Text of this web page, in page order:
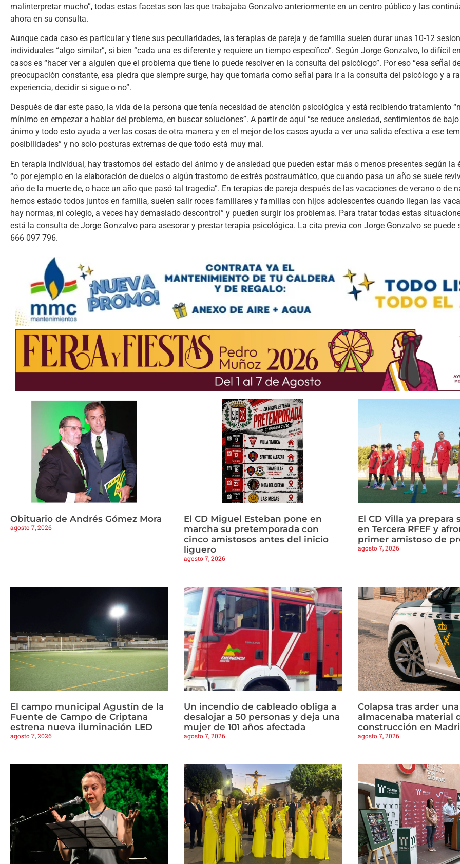
malinterpretar mucho”, todas estas facetas son las que trabajaba Gonzalvo anteriormente en un centro público y las
ahora en su consulta.
Aunque cada caso es particular y tiene sus peculiaridades, las terapias de pareja y de familia suelen durar unas 10-12
individuales “algo similar”, si bien “cada una es diferente y requiere un tiempo específico”. Según Jorge Gonzalvo, lo difícil
casos es “hacer ver a alguien que el problema que tiene lo puede resolver en la consulta del psicólogo”. Por eso “esa señal
preocupación constante, esa piedra que siempre surge, hay que tomarla como señal para ir a la consulta del psicólogo y a
experiencia, decidir si sigue o no”.
Después de dar este paso, la vida de la persona que tenía necesidad de atención psicológica y está recibiendo tratamiento
mínimo en empezar a hablar del problema, en buscar soluciones”. A partir de aquí “se reduce ansiedad, sentimientos de
ánimo y todo esto ayuda a ver las cosas de otra manera y en el mejor de los casos ayuda a ver una salida efectiva a ese
posibilidades” y no solo posturas extremas de que todo está muy mal.
En terapia individual, hay trastornos del estado del ánimo y de ansiedad que pueden estar más o menos presentes según la
“o por ejemplo en la elaboración de duelos o algún trastorno de estrés postraumático, que cuando pasa un año se suele
año de la muerte de, o hace un año que pasó tal tragedia”. En terapias de pareja después de las vacaciones de verano o de
hemos estado todos juntos en familia, suelen salir roces familiares y familias con hijos adolescentes cuando llegan las
hay normas, ni colegio, a veces hay demasiado descontrol” y pueden surgir los problemas. Para tratar todas estas
está la consulta de Jorge Gonzalvo para asesorar y prestar terapia psicológica. La cita previa con Jorge Gonzalvo se puede
666 097 796.
Obituario de Andrés Gómez Mora
agosto 7, 2026
El CD Miguel Esteban pone en
marcha su pretemporada con
cinco amistosos antes del inicio
liguero
agosto 7, 2026
El CD Villa ya prepara
en Tercera RFEF y
primer amistoso de
agosto 7, 2026
El campo municipal Agustín de la
Fuente de Campo de Criptana
estrena nueva iluminación LED
agosto 7, 2026
Un incendio de cableado obliga a
desalojar a 50 personas y deja una
mujer de 101 años afectada
agosto 7, 2026
Colapsa tras arder
almacenaba material
construcción en
agosto 7, 2026